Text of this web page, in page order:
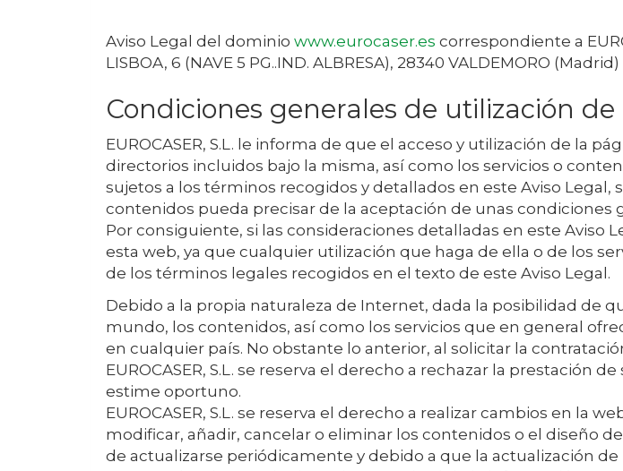
Aviso Legal del dominio www.eurocaser.es correspondiente a
LISBOA, 6 (NAVE 5 PG..IND. ALBRESA), 28340 VALDEMORO (Madrid )
Condiciones generales de utilización de
EUROCASER, S.L. le informa de que el acceso y utilización de la
directorios incluidos bajo la misma, así como los servicios o
sujetos a los términos recogidos y detallados en este Aviso
contenidos pueda precisar de la aceptación de unas condiciones
Por consiguiente, si las consideraciones detalladas en este
esta web, ya que cualquier utilización que haga de ella o de los
de los términos legales recogidos en el texto de este Aviso Legal.
Debido a la propia naturaleza de Internet, dada la posibilidad de
mundo, los contenidos, así como los servicios que en general
en cualquier país. No obstante lo anterior, al solicitar la
EUROCASER, S.L. se reserva el derecho a rechazar la prestación
estime oportuno.
EUROCASER, S.L. se reserva el derecho a realizar cambios en la
modificar, añadir, cancelar o eliminar los contenidos o el diseño
de actualizarse periódicamente y debido a que la actualización